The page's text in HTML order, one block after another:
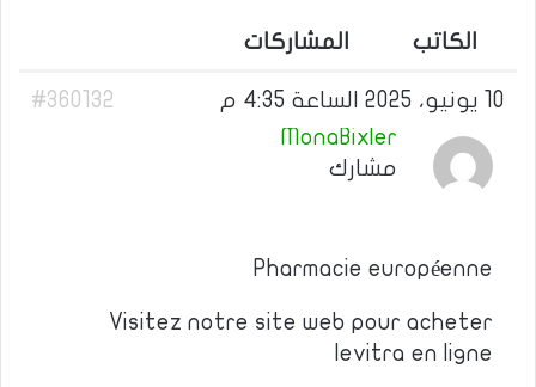
الكاتب المشاركات
10 يونيو، 2025 الساعة 4:35 م
#360132
MonaBixler
مشارك
Pharmacie européenne
Visitez notre site web pour acheter
levitra en ligne